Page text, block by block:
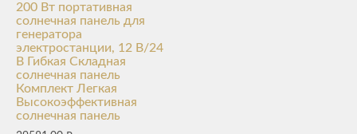
200 Вт портативная
солнечная панель для
генератора
электростанции, 12 В/24
В Гибкая Складная
солнечная панель
Комплект Легкая
Высокоэффективная
солнечная панель